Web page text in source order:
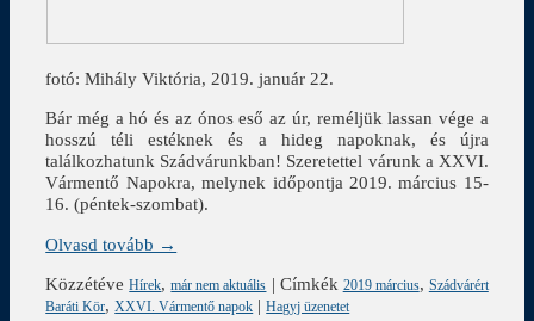
fotó: Mihály Viktória, 2019. január 22.
Bár még a hó és az ónos eső az úr, reméljük lassan vége a
hosszú téli estéknek és a hideg napoknak, és újra
találkozhatunk Szádvárunkban! Szeretettel várunk a XXVI.
Vármentő Napokra, melynek időpontja 2019. március 15-
16. (péntek-szombat).
Olvasd tovább →
Közzétéve Hírek,már nem aktuális | Címkék 2019 március, Szádvárért
Baráti Kör,XXVI. Vármentő napok |Hagyj üzenetet